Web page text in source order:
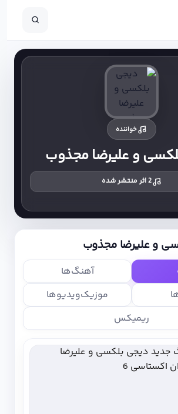
خواننده
و علیرضا مجذوب
2 اثر منتشر شده
و علیرضا مجذوب
آهنگ‌ها
موزیک‌ویدیوها
ریمیکس